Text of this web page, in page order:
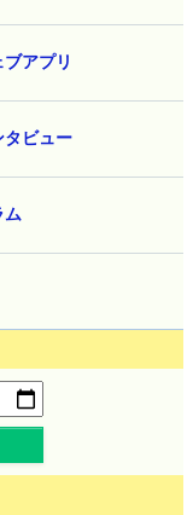
ブアプリ
タビュー
ム